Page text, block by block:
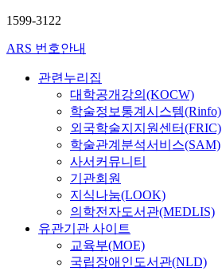
1599-3122
ARS 번호안내
관련누리집
대학공개강의(KOCW)
학술정보통계시스템(Rinfo)
외국학술지지원센터(FRIC)
학술관계분석서비스(SAM)
사서커뮤니티
기관회원
지식나눔(LOOK)
의학전자도서관(MEDLIS)
유관기관 사이트
교육부(MOE)
국립장애인도서관(NLD)